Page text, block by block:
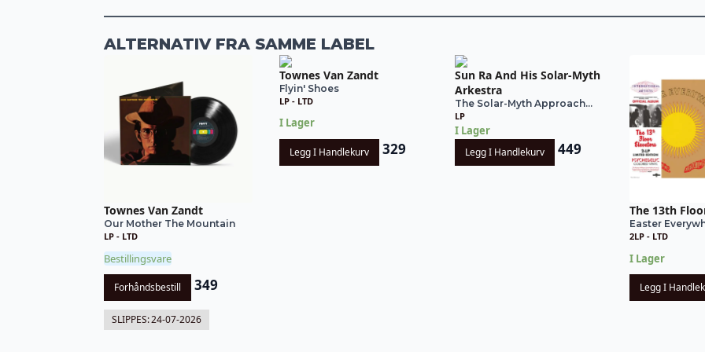
ALTERNATIV FRA SAMME LABEL
Townes Van Zandt
Our Mother The Mountain
LP - LTD
Bestillingsvare
Forhåndsbestill 349
SLIPPES:24-07-2026
Townes Van Zandt
Flyin' Shoes
LP - LTD
I Lager
Legg I Handlekurv 329
Sun Ra And His Solar-Myth
Arkestra
The Solar-Myth Approach...
LP
I Lager
Legg I Handlekurv 449
The 13th
Easter
2LP - LTD
I Lager
Legg I